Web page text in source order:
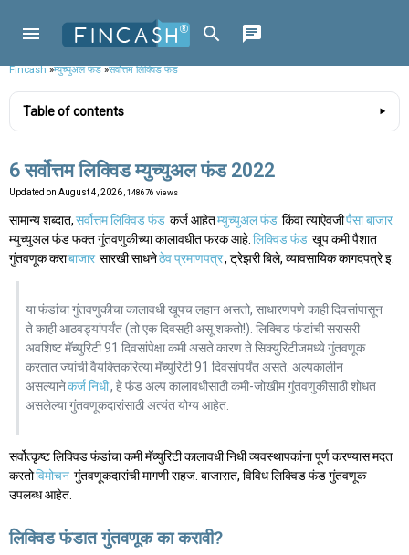
Fincash»म्युच्युअल फंड»सर्वोत्तम लिक्विड फंड
Table of contents
6 सर्वोत्तम लिक्विड म्युच्युअल फंड 2022
Updated on August 4, 2026 , 148676 views
सामान्य शब्दात,सर्वोत्तम लिक्विड फंड कर्ज आहेतम्युच्युअल फंड किंवा त्याऐवजीपैसा बाजार
म्युच्युअल फंड फक्त गुंतवणुकीच्या कालावधीत फरक आहे.लिक्विड फंड खूप कमी पैशात
गुंतवणूक कराबाजार सारखी साधनेठेव प्रमाणपत्र, ट्रेझरी बिले, व्यावसायिक कागदपत्रे इ.
या फंडांचा गुंतवणुकीचा कालावधी खूपच लहान असतो, साधारणपणे काही दिवसांपासून
ते काही आठवड्यांपर्यंत (तो एक दिवसही असू शकतो!). लिक्विड फंडांची सरासरी
अवशिष्ट मॅच्युरिटी 91 दिवसांपेक्षा कमी असते कारण ते सिक्युरिटीजमध्ये गुंतवणूक
करतात ज्यांची वैयक्तिकरित्या मॅच्युरिटी 91 दिवसांपर्यंत असते. अल्पकालीन
असल्यानेकर्ज निधी, हे फंड अल्प कालावधीसाठी कमी-जोखीम गुंतवणुकीसाठी शोधत
असलेल्या गुंतवणूकदारांसाठी अत्यंत योग्य आहेत.
सर्वोत्कृष्ट लिक्विड फंडांचा कमी मॅच्युरिटी कालावधी निधी व्यवस्थापकांना पूर्ण करण्यास मदत
करतोविमोचन गुंतवणूकदारांची मागणी सहज. बाजारात, विविध लिक्विड फंड गुंतवणूक
उपलब्ध आहेत.
लिक्विड फंडात गुंतवणूक का करावी?